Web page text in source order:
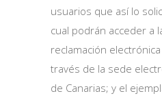
usuarios que así lo
cual podrán acceder a
reclamación
través de la sede
de Canarias; y el